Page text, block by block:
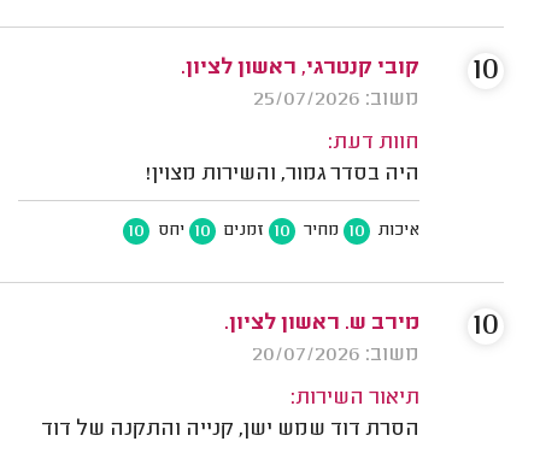
קובי קנטרגי, ראשון לציון.
משוב: 25/07/2026
חוות דעת:
היה בסדר גמור, והשירות מצוין!
איכות 10 מחיר 10 זמנים 10 יחס 10
10
מירב ש. ראשון לציון.
משוב: 20/07/2026
תיאור השירות:
הסרת דוד שמש ישן, קנייה והתקנה של דוד
10